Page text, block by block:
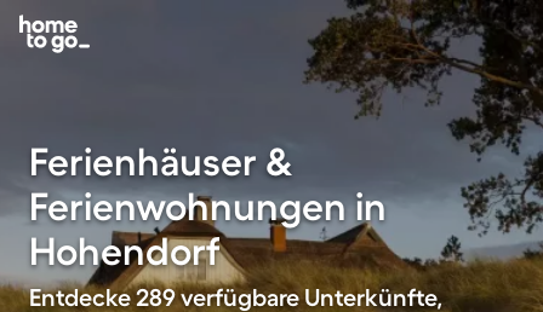
Ferienhäuser &
Ferienwohnungen in
Hohendorf
Entdecke 289 verfügbare Unterkünfte,